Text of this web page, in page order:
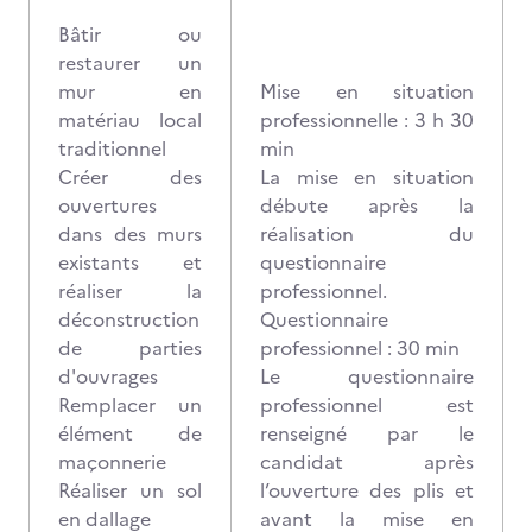
Bâtir ou
restaurer un
mur en
matériau local
traditionnel
Créer des
ouvertures
dans des murs
existants et
réaliser la
déconstruction
de parties
d'ouvrages
Remplacer un
élément de
maçonnerie
Réaliser un sol
en dallage
Mise en situation
professionnelle : 3 h 30
min
La mise en situation
débute après la
réalisation du
questionnaire
professionnel.
Questionnaire
professionnel : 30 min
Le questionnaire
professionnel est
renseigné par le
candidat après
l’ouverture des plis et
avant la mise en